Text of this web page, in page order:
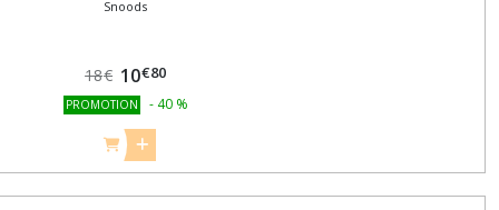
Snoods
18€ 10€80
PROMOTION - 40 %